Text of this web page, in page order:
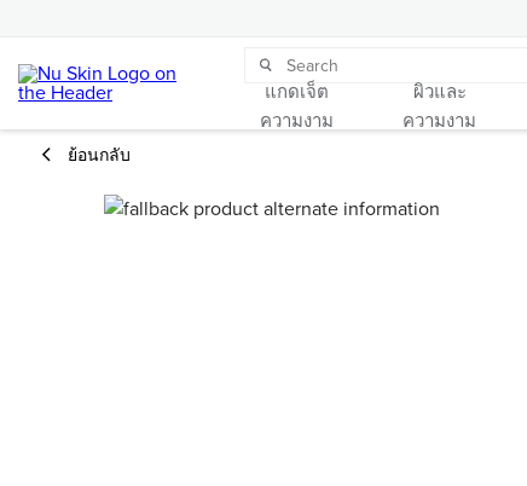
แกดเจ็ต
ความงาม
ผิวและ
ความงาม
ย้อนกลับ